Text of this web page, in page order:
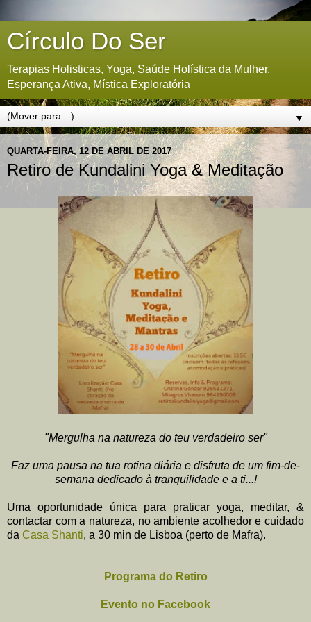
Círculo Do Ser
Terapias Holisticas, Yoga, Saúde Holística da Mulher,
Esperança Ativa, Mística Exploratória
▼
QUARTA-FEIRA, 12 DE ABRIL DE 2017
Retiro de Kundalini Yoga & Meditação
"Mergulha na natureza do teu verdadeiro ser"
Faz uma pausa na tua rotina diária e disfruta de um fim-de-
semana dedicado à tranquilidade e a ti...!
Uma oportunidade única para praticar yoga, meditar, &
contactar com a natureza, no ambiente acolhedor e cuidado
da Casa Shanti, a 30 min de Lisboa (perto de Mafra).
Programa do Retiro
Evento no Facebook